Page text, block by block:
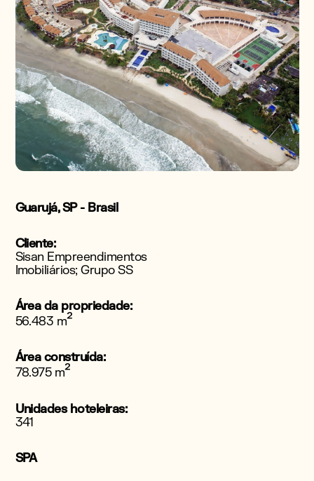
Guarujá, SP - Brasil
Cliente:
Sisan Empreendimentos
Imobiliários; Grupo SS
Área da propriedade:
56.483 m²
Área construída:
78.975 m²
Unidades hoteleiras:
341
SPA